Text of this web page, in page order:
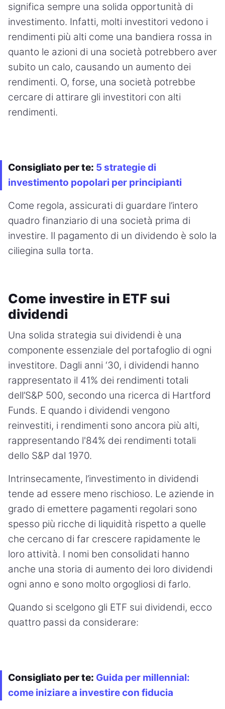
significa sempre una solida opportunità di
investimento. Infatti, molti investitori vedono i
rendimenti più alti come una bandiera rossa in
quanto le azioni di una società potrebbero aver
subito un calo, causando un aumento dei
rendimenti. O, forse, una società potrebbe
cercare di attirare gli investitori con alti
rendimenti.
Consigliato per te: 5 strategie di
investimento popolari per principianti
Come regola, assicurati di guardare l’intero
quadro finanziario di una società prima di
investire. Il pagamento di un dividendo è solo la
ciliegina sulla torta.
Come investire in ETF sui
dividendi
Una solida strategia sui dividendi è una
componente essenziale del portafoglio di ogni
investitore. Dagli anni ‘30, i dividendi hanno
rappresentato il 41% dei rendimenti totali
dell’S&P 500, secondo una ricerca di Hartford
Funds. E quando i dividendi vengono
reinvestiti, i rendimenti sono ancora più alti,
rappresentando l'84% dei rendimenti totali
dello S&P dal 1970.
Intrinsecamente, l’investimento in dividendi
tende ad essere meno rischioso. Le aziende in
grado di emettere pagamenti regolari sono
spesso più ricche di liquidità rispetto a quelle
che cercano di far crescere rapidamente le
loro attività. I nomi ben consolidati hanno
anche una storia di aumento dei loro dividendi
ogni anno e sono molto orgogliosi di farlo.
Quando si scelgono gli ETF sui dividendi, ecco
quattro passi da considerare:
Consigliato per te: Guida per millennial:
come iniziare a investire con fiducia